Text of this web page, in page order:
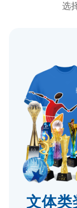
选
文体类